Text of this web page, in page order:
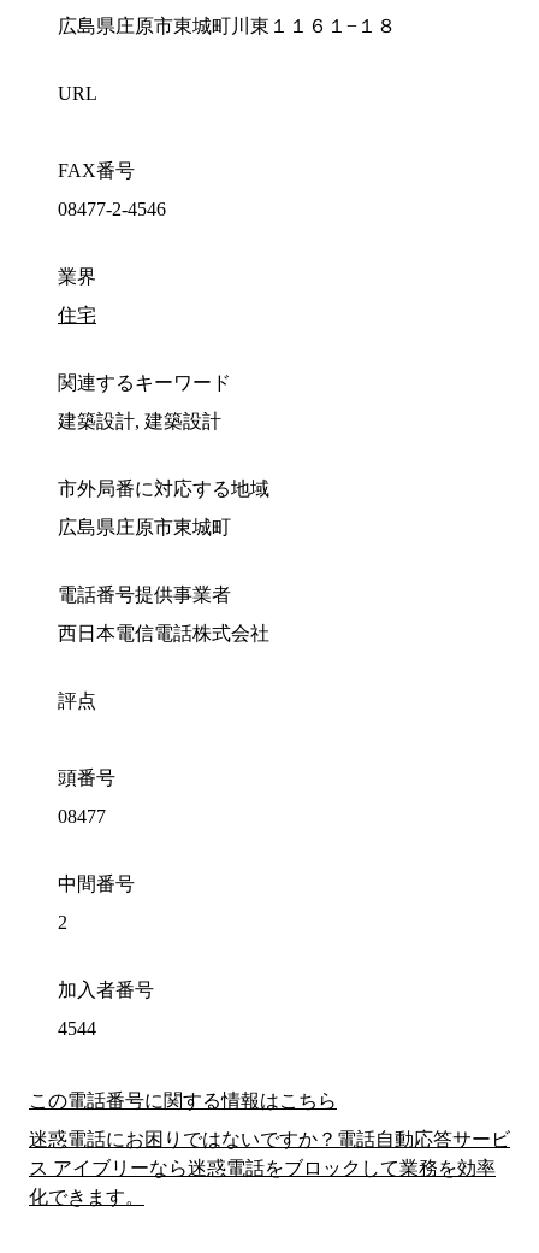
広島県庄原市東城町川東１１６１−１８
URL
FAX番号
08477-2-4546
業界
住宅
関連するキーワード
建築設計, 建築設計
市外局番に対応する地域
広島県庄原市東城町
電話番号提供事業者
西日本電信電話株式会社
評点
頭番号
08477
中間番号
2
加入者番号
4544
この電話番号に関する情報はこちら
迷惑電話にお困りではないですか？電話自動応答サービ
ス アイブリーなら迷惑電話をブロックして業務を効率
化できます。